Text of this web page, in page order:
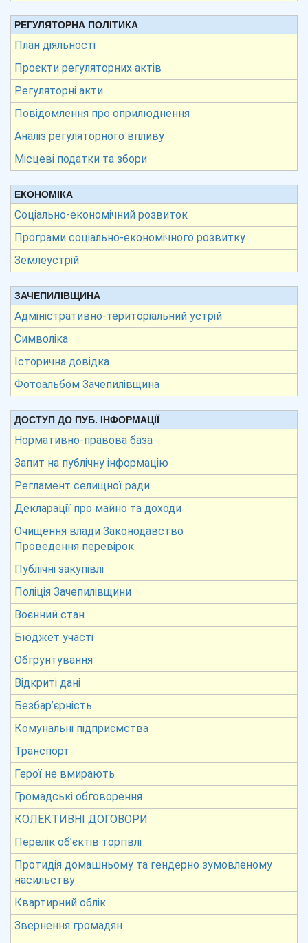
РЕГУЛЯТОРНА ПОЛІТИКА
План діяльності
Проєкти регуляторних актів
Регуляторні акти
Повідомлення про оприлюднення
Аналіз регуляторного впливу
Місцеві податки та збори
ЕКОНОМІКА
Соціально-економічний розвиток
Програми соціально-економічного розвитку
Землеустрій
ЗАЧЕПИЛІВЩИНА
Адміністративно-територіальний устрій
Символіка
Історична довідка
Фотоальбом Зачепилівщина
ДОСТУП ДО ПУБ. ІНФОРМАЦІЇ
Нормативно-правова база
Запит на публічну інформацію
Регламент селищної ради
Декларації про майно та доходи
Очищення влади Законодавство
Проведення перевірок
Публічні закупівлі
Поліція Зачепилівщини
Воєнний стан
Бюджет участі
Обгрунтування
Відкриті дані
Безбар’єрність
Комунальні підприємства
Транспорт
Герої не вмирають
Громадські обговорення
КОЛЕКТИВНІ ДОГОВОРИ
Перелік об’єктів торгівлі
Протидія домашньому та гендерно зумовленому
насильству
Квартирний облік
Звернення громадян